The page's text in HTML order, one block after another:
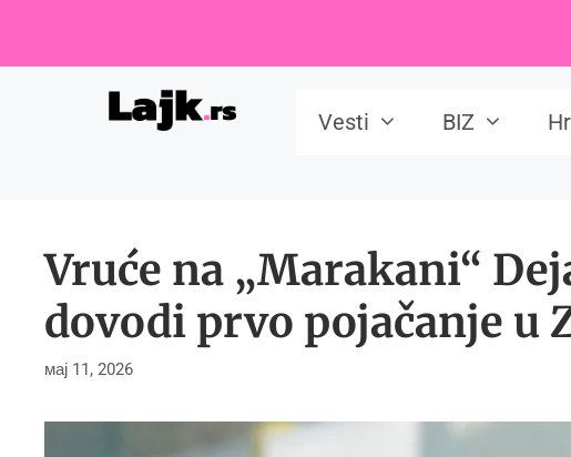
content
Vesti BIZ
Vruće na „Marakani“
dovodi prvo pojačanje u
мај 11, 2026